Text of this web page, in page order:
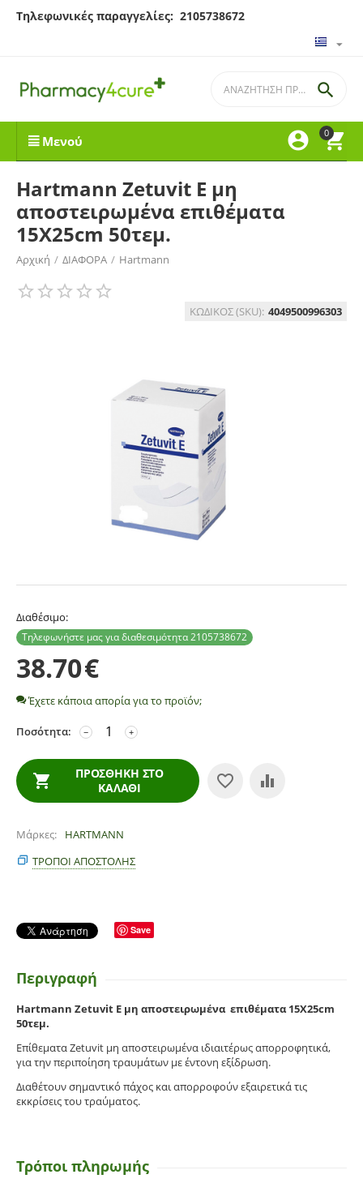
Τηλεφωνικές παραγγελίες: 2105738672
0



Μενού
Hartmann Zetuvit Ε μη
αποστειρωμένα επιθέματα
15X25cm 50τεμ.
Αρχική / ΔΙΑΦΟΡΑ / Hartmann
ΚΩΔΙΚΟΣ (SKU): 4049500996303
Διαθέσιμο:
Τηλεφωνήστε μας για διαθεσιμότητα 2105738672
38.70€
Έχετε κάποια απορία για το προϊόν;
Ποσότητα: +
−
ΠΡΟΣΘΉΚΗ ΣΤΟ
ΚΑΛΆΘΙ
Μάρκες
HARTMANN
ΤΡΌΠΟΙ ΑΠΟΣΤΟΛΉΣ
Save
Περιγραφή
Hartmann Zetuvit Ε μη αποστειρωμένα επιθέματα 15X25cm
50τεμ.
Επίθεματα Zetuvit μη αποστειρωμένα ιδιαιτέρως απορροφητικά,
για την περιποίηση τραυμάτων με έντονη εξίδρωση.
Διαθέτουν σημαντικό πάχος και απορροφούν εξαιρετικά τις
εκκρίσεις του τραύματος.
Τρόποι πληρωμής